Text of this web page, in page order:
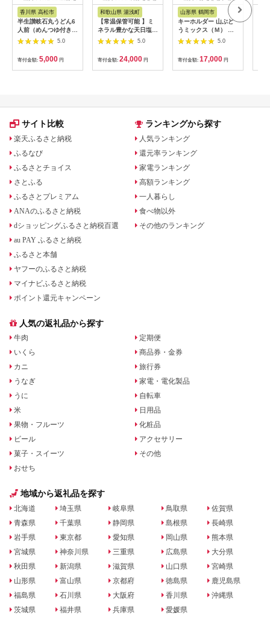
さと納税
香川県 高松市
半生讃岐石丸うどん6
人前（めんつゆ付き）
麺300g×2袋
5.0
寄付金額: 5,000 円
和歌山県 湯浅町
【常温保管可能 】ミ
ネラル豊かな天日塩だ
けで漬けた無添加梅干
し2kg 梅ボーイズ｜
B201_EP6024
5.0
寄付金額: 24,000 円
山形県 鶴岡市
キーホルダー 山ぶど
うミックス（Ｍ） 山
形県鶴岡市 アトリエ
かおる | 山葡萄 雑貨
キーホルダー ギフト
贈り物 お取り寄せ 返
礼品
5.0
寄付金額: 17,000 円
サイト比較
楽天ふるさと納税
ふるなび
ふるさとチョイス
さとふる
ふるさとプレミアム
ANAのふるさと納税
dショッピングふるさと納税百選
au PAY ふるさと納税
ふるさと本舗
ヤフーのふるさと納税
マイナビふるさと納税
ポイント還元キャンペーン
ランキングから探す
人気ランキング
還元率ランキング
家電ランキング
高額ランキング
一人暮らし
食べ物以外
その他のランキング
人気の返礼品から探す
牛肉
いくら
カニ
うなぎ
うに
米
果物・フルーツ
ビール
菓子・スイーツ
おせち
定期便
商品券・金券
旅行券
家電・電化製品
自転車
日用品
化粧品
アクセサリー
その他
地域から返礼品を探す
北海道
青森県
岩手県
宮城県
秋田県
山形県
福島県
茨城県
埼玉県
千葉県
東京都
神奈川県
新潟県
富山県
石川県
福井県
岐阜県
静岡県
愛知県
三重県
滋賀県
京都府
大阪府
兵庫県
鳥取県
島根県
岡山県
広島県
山口県
徳島県
香川県
愛媛県
佐賀県
長崎県
熊本県
大分県
宮崎県
鹿児島県
沖縄県